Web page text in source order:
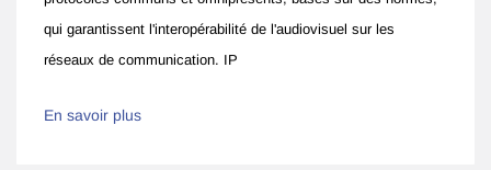
qui garantissent l'interopérabilité de l'audiovisuel sur les
réseaux de communication. IP
En savoir plus